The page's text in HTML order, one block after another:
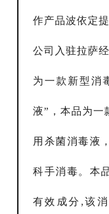
作产品波依定
公司入驻拉萨
为一款新型消
液”，本品为一
用杀菌消毒液
科手消毒。本
有效成分,该